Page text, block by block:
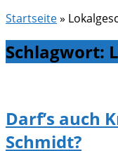
Startseite»
Schlagwort:
Darf’s auch
Schmidt?